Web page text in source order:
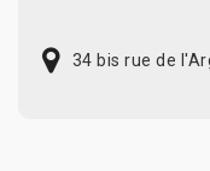
34 bis rue de